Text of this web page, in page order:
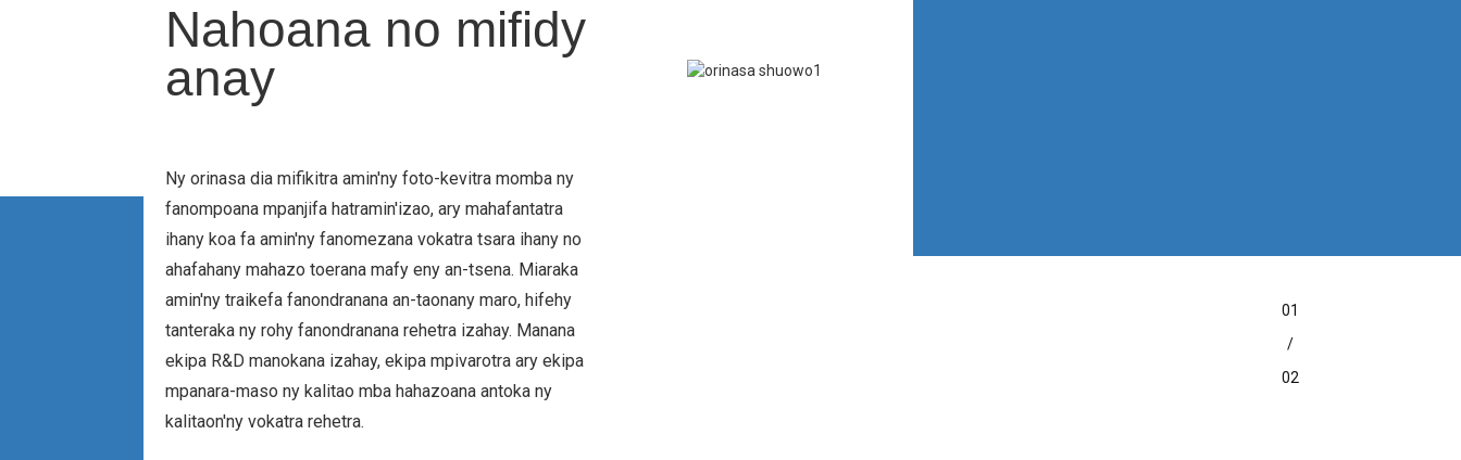
Nahoana no mifidy
anay
Ny orinasa dia mifikitra amin'ny foto-kevitra momba ny
fanompoana mpanjifa hatramin'izao, ary mahafantatra
ihany koa fa amin'ny fanomezana vokatra tsara ihany no
ahafahany mahazo toerana mafy eny an-tsena. Miaraka
amin'ny traikefa fanondranana an-taonany maro, hifehy
tanteraka ny rohy fanondranana rehetra izahay. Manana
ekipa R&D manokana izahay, ekipa mpivarotra ary ekipa
mpanara-maso ny kalitao mba hahazoana antoka ny
kalitaon'ny vokatra rehetra.
01
/
02